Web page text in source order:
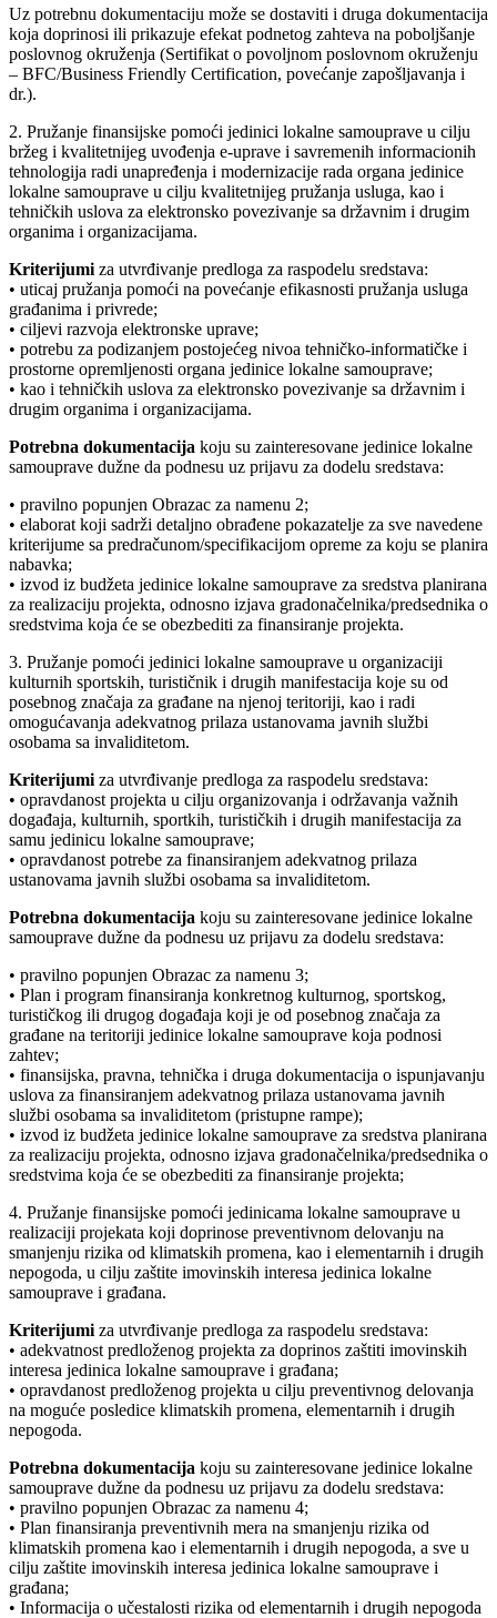
Uz potrebnu dokumentaciju može se dostaviti i druga dokumentacija
koja doprinosi ili prikazuje efekat podnetog zahteva na poboljšanje
poslovnog okruženja (Sertifikat o povoljnom poslovnom okruženju
– BFC/Business Friendly Certification, povećanje zapošljavanja i
dr.).
2. Pružanje finansijske pomoći jedinici lokalne samouprave u cilju
bržeg i kvalitetnijeg uvođenja e-uprave i savremenih informacionih
tehnologija radi unapređenja i modernizacije rada organa jedinice
lokalne samouprave u cilju kvalitetnijeg pružanja usluga, kao i
tehničkih uslova za elektronsko povezivanje sa državnim i drugim
organima i organizacijama.
Kriterijumiza utvrđivanje predloga za raspodelu sredstava:
• uticaj pružanja pomoći na povećanje efikasnosti pružanja usluga
građanima i privrede;
• ciljevi razvoja elektronske uprave;
• potrebu za podizanjem postojećeg nivoa tehničko-informatičke i
prostorne opremljenosti organa jedinice lokalne samouprave;
• kao i tehničkih uslova za elektronsko povezivanje sa državnim i
drugim organima i organizacijama.
Potrebna dokumentacija koju su zainteresovane jedinice lokalne
samouprave dužne da podnesu uz prijavu za dodelu sredstava:
• pravilno popunjen Obrazac za namenu 2;
• elaborat koji sadrži detaljno obrađene pokazatelje za sve navedene
kriterijume sa predračunom/specifikacijom opreme za koju se planira
nabavka;
• izvod iz budžeta jedinice lokalne samouprave za sredstva planirana
za realizaciju projekta, odnosno izjava gradonačelnika/predsednika o
sredstvima koja će se obezbediti za finansiranje projekta.
3. Pružanje pomoći jedinici lokalne samouprave u organizaciji
kulturnih sportskih, turističnik i drugih manifestacija koje su od
posebnog značaja za građane na njenoj teritoriji, kao i radi
omogućavanja adekvatnog prilaza ustanovama javnih službi
osobama sa invaliditetom.
Kriterijumiza utvrđivanje predloga za raspodelu sredstava:
• opravdanost projekta u cilju organizovanja i održavanja važnih
događaja, kulturnih, sportkih, turističkih i drugih manifestacija za
samu jedinicu lokalne samouprave;
• opravdanost potrebe za finansiranjem adekvatnog prilaza
ustanovama javnih službi osobama sa invaliditetom.
Potrebna dokumentacija koju su zainteresovane jedinice lokalne
samouprave dužne da podnesu uz prijavu za dodelu sredstava:
• pravilno popunjen Obrazac za namenu 3;
• Plan i program finansiranja konkretnog kulturnog, sportskog,
turističkog ili drugog događaja koji je od posebnog značaja za
građane na teritoriji jedinice lokalne samouprave koja podnosi
zahtev;
• finansijska, pravna, tehnička i druga dokumentacija o ispunjavanju
uslova za finansiranjem adekvatnog prilaza ustanovama javnih
službi osobama sa invaliditetom (pristupne rampe);
• izvod iz budžeta jedinice lokalne samouprave za sredstva planirana
za realizaciju projekta, odnosno izjava gradonačelnika/predsednika o
sredstvima koja će se obezbediti za finansiranje projekta;
4. Pružanje finansijske pomoći jedinicama lokalne samouprave u
realizaciji projekata koji doprinose preventivnom delovanju na
smanjenju rizika od klimatskih promena, kao i elementarnih i drugih
nepogoda, u cilju zaštite imovinskih interesa jedinica lokalne
samouprave i građana.
Kriterijumiza utvrđivanje predloga za raspodelu sredstava:
• adekvatnost predloženog projekta za doprinos zaštiti imovinskih
interesa jedinica lokalne samouprave i građana;
• opravdanost predloženog projekta u cilju preventivnog delovanja
na moguće posledice klimatskih promena, elementarnih i drugih
nepogoda.
Potrebna dokumentacija koju su zainteresovane jedinice lokalne
samouprave dužne da podnesu uz prijavu za dodelu sredstava:
• pravilno popunjen Obrazac za namenu 4;
• Plan finansiranja preventivnih mera na smanjenju rizika od
klimatskih promena kao i elementarnih i drugih nepogoda, a sve u
cilju zaštite imovinskih interesa jedinica lokalne samouprave i
građana;
• Informacija o učestalosti rizika od elementarnih i drugih nepogoda